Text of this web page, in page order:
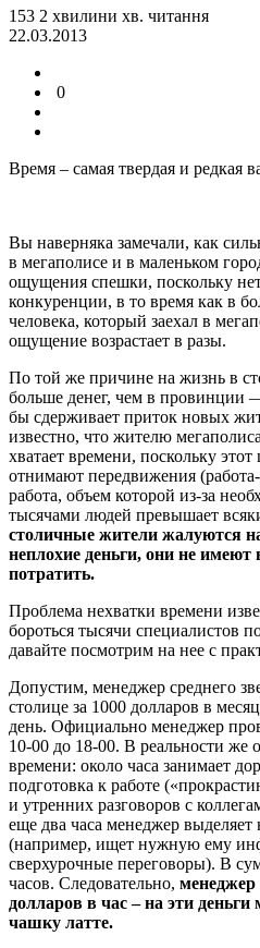
153 2 хвилини хв. читання
22.03.2013
0
Время – самая твердая и редкая
Вы наверняка замечали, как
в мегаполисе и в маленьком
ощущения спешки, поскольку
конкуренции, в то время как в
человека, который заехал в
ощущение возрастает в разы.
По той же причине на жизнь в
больше денег, чем в провинции
бы сдерживает приток новых
известно, что жителю
хватает времени, поскольку
отнимают передвижения
работа, объем которой из-за
тысячами людей превышает
столичные жители жалуются
неплохие деньги, они не
потратить.
Проблема нехватки времени
бороться тысячи специалистов
давайте посмотрим на нее с
Допустим, менеджер среднего
столице за 1000 долларов в
день. Официально менеджер
10-00 до 18-00. В реальности же
времени: около часа занимает
подготовка к работе
и утренних разговоров с
еще два часа менеджер выделяет
(например, ищет нужную ему
сверхурочные переговоры). В
часов. Следовательно, менеджер
долларов в час – на эти
чашку латте.